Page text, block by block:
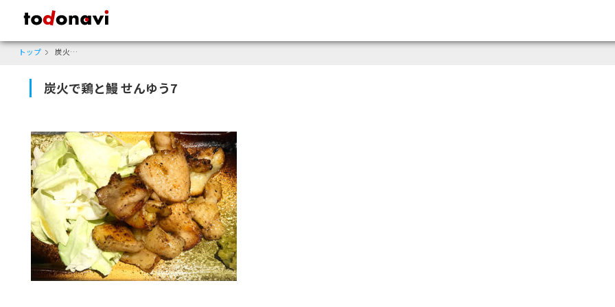
todonavi - 鹿児島のクーポンサイト、様々なジャンルのクーポンが見つかる
トップ 炭火で鶏と鰻 せんゆう7
炭火で鶏と鰻 せんゆう7